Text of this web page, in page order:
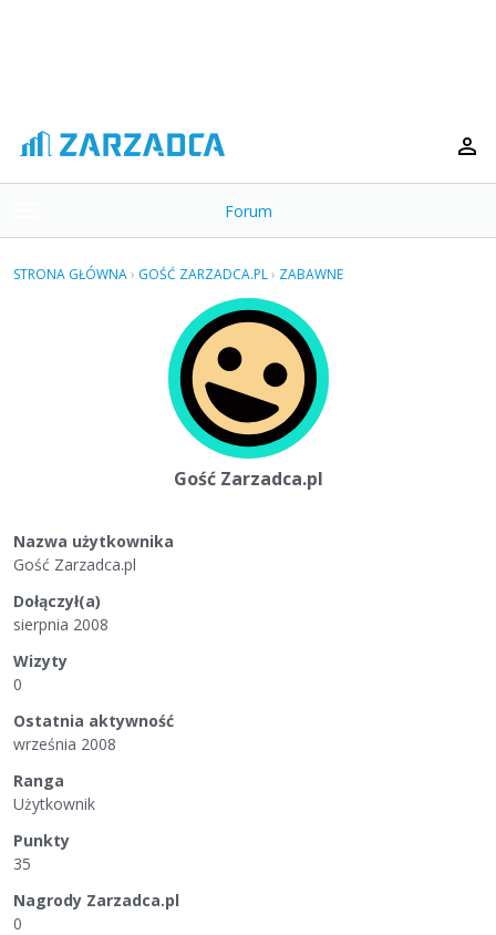
o
g
Forum
STRONA GŁÓWNA› GOŚĆ ZARZADCA.PL› ZABAWNE
Gość Zarzadca.pl
Nazwa użytkownika
Gość Zarzadca.pl
Dołączył(a)
sierpnia 2008
Wizyty
0
Ostatnia aktywność
września 2008
Ranga
Użytkownik
Punkty
35
Nagrody Zarzadca.pl
0